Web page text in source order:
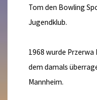
Tom den Bowling
Jugendklub.
1968 wurde
dem damals
Mannheim.